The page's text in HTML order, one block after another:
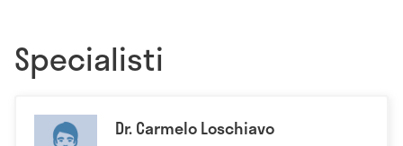
Specialisti
Dr. Carmelo Loschiavo